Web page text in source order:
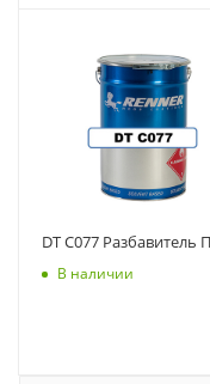
DT C077 Разбавитель
В наличии